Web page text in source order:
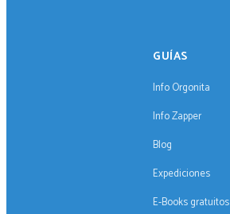
GUÍAS
Info Orgonita
Info Zapper
Blog
Expediciones
E-Books gratuitos